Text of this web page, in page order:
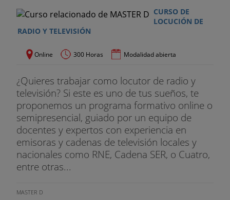
Doctora en Estudios Internacionales de Paz,
Conflicto y Desarrollo. Profesora Invitada de
Docente del Grado.
Licenciado en Ciencias de la Información. Socio-
fundador de la empresa de
comunicación “ARS-Comunicación” (2001-
actualidad).
CURSO DE
LOCUCIÓN DE
RADIO Y TELEVISIÓN
Online 300 Horas Modalidad abierta
¿Quieres trabajar como locutor de radio y
televisión? Si este es uno de tus sueños, te
proponemos un programa formativo online o
semipresencial, guiado por un equipo de
docentes y expertos con experiencia en
emisoras y cadenas de televisión locales y
nacionales como RNE, Cadena SER, o Cuatro,
entre otras...
MASTER D